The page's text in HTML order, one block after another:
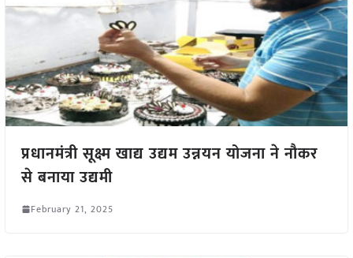
प्रधानमंत्री सूक्ष्म खाद्य उद्यम उन्नयन योजना ने नौकर
से बनाया उद्यमी
February 21, 2025